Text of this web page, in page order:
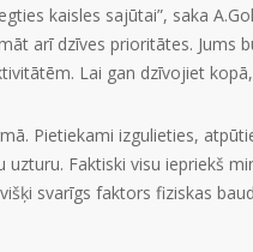
kaisles sajūtai”, saka
arī dzīves prioritātes. Jums
Lai gan dzīvojiet
Pietiekami izgulieties,
uzturu. Faktiski visu iepriekš
svarīgs faktors fiziskas